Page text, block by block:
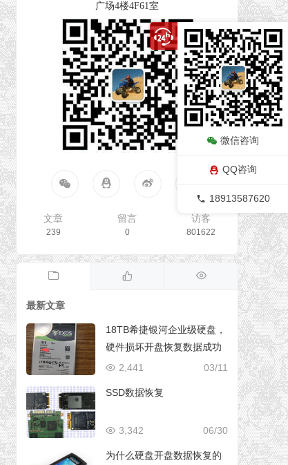
广场4楼4F61室
文章
239
留言
0
访客
801622
最新文章
18TB希捷银河企业级硬盘，
硬件损坏开盘恢复数据成功
03/11
2,441
SSD数据恢复
06/30
3,342
为什么硬盘开盘数据恢复的
微信咨询
QQ咨询
18913587620